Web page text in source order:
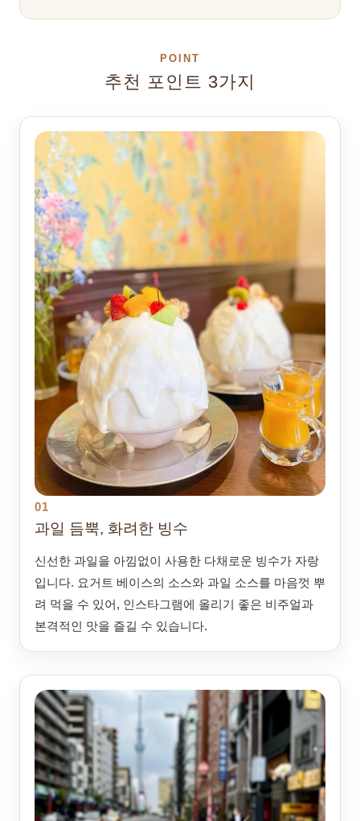
POINT
추천 포인트 3가지
01
과일 듬뿍, 화려한 빙수
신선한 과일을 아낌없이 사용한 다채로운 빙수가 자랑
입니다. 요거트 베이스의 소스와 과일 소스를 마음껏 뿌
려 먹을 수 있어, 인스타그램에 올리기 좋은 비주얼과
본격적인 맛을 즐길 수 있습니다.